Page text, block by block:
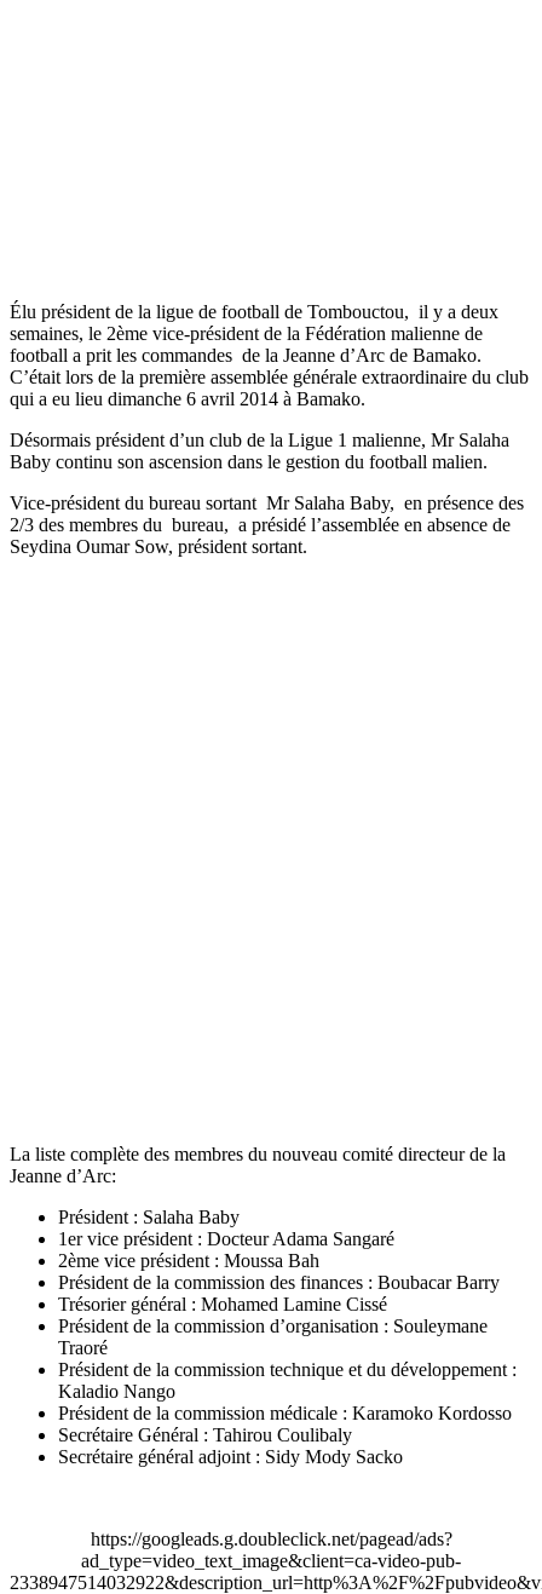
Élu président de la ligue de football de Tombouctou, il y a deux
semaines, le 2ème vice-président de la Fédération malienne de
football a prit les commandes de la Jeanne d’Arc de Bamako.
C’était lors de la première assemblée générale extraordinaire du club
qui a eu lieu dimanche 6 avril 2014 à Bamako.
Désormais président d’un club de la Ligue 1 malienne, Mr Salaha
Baby continu son ascension dans le gestion du football malien.
Vice-président du bureau sortant Mr Salaha Baby, en présence des
2/3 des membres du bureau, a présidé l’assemblée en absence de
Seydina Oumar Sow, président sortant.
La liste complète des membres du nouveau comité directeur de la
Jeanne d’Arc:
Président : Salaha Baby
1er vice président : Docteur Adama Sangaré
2ème vice président : Moussa Bah
Président de la commission des finances : Boubacar Barry
Trésorier général : Mohamed Lamine Cissé
Président de la commission d’organisation : Souleymane
Traoré
Président de la commission technique et du développement :
Kaladio Nango
Président de la commission médicale : Karamoko Kordosso
Secrétaire Général : Tahirou Coulibaly
Secrétaire général adjoint : Sidy Mody Sacko
https://googleads.g.doubleclick.net/pagead/ads?
ad_type=video_text_image&client=ca-video-pub-